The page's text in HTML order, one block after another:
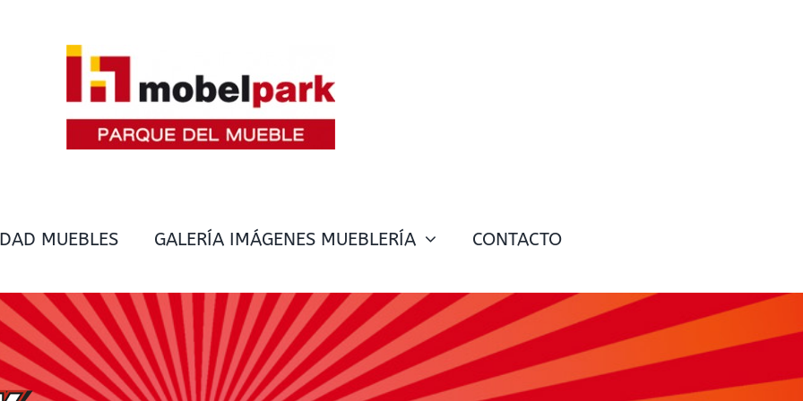
MUEBLES GALERÍA IMÁGENES MUEBLERÍA CONTACTO